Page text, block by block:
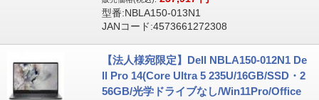
型番:NBLA150-013N1
JANコード:4573661272308
【法人様宛限定】Dell NBLA150-012N1 De
ll Pro 14(Core Ultra 5 235U/16GB/SSD・2
56GB/光学ドライブなし/Win11Pro/Office